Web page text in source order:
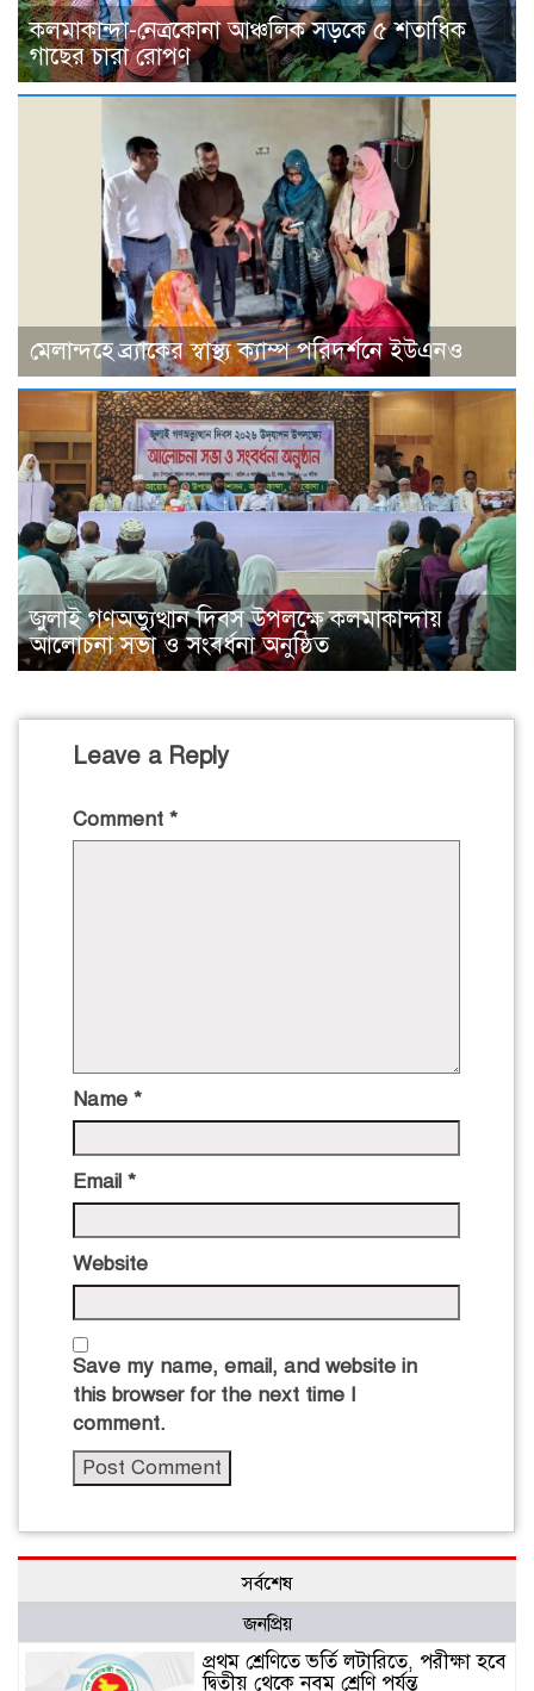
কলমাকান্দা-নেত্রকোনা আঞ্চলিক সড়কে ৫ শতাধিক
গাছের চারা রোপণ
মেলান্দহে ব্র্যাকের স্বাস্থ্য ক্যাম্প পরিদর্শনে ইউএনও
জুলাই গণঅভ্যুত্থান দিবস উপলক্ষে কলমাকান্দায়
আলোচনা সভা ও সংবর্ধনা অনুষ্ঠিত
Leave a Reply
Comment *
Name *
Email *
Website
Save my name, email, and website in
this browser for the next time I
comment.
সর্বশেষ
জনপ্রিয়
প্রথম শ্রেণিতে ভর্তি লটারিতে, পরীক্ষা হবে
দ্বিতীয় থেকে নবম শ্রেণি পর্যন্ত